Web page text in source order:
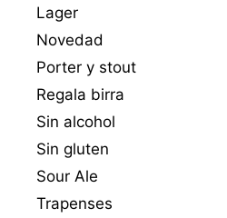
Lager
Novedad
Porter y stout
Regala birra
Sin alcohol
Sin gluten
Sour Ale
Trapenses